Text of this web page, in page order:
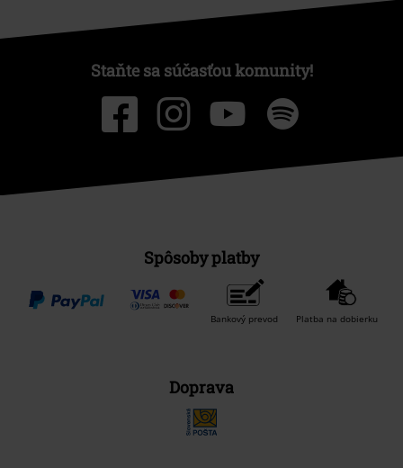
Staňte sa súčasťou komunity!
Spôsoby platby
Bankový prevod Platba na dobierku
Doprava